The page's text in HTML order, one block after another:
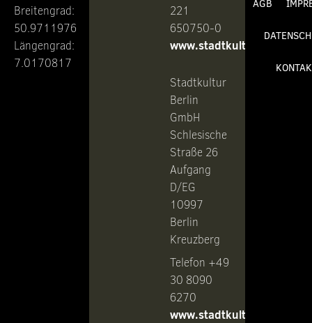
Breitengrad:
50.9711976
Längengrad:
7.0170817
221
650750-0
www.stadtkultur.de
Stadtkultur
Berlin
GmbH
Schlesische
Straße 26
Aufgang
D/EG
10997
Berlin
Kreuzberg
Telefon +49
30 8090
6270
www.stadtkultur-
AGB